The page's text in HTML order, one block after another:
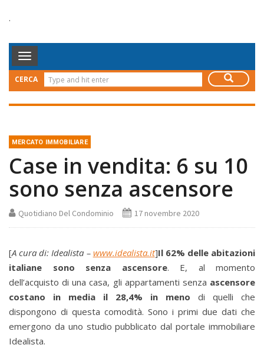
.
Toggle
Navigation
CERCA
MERCATO IMMOBILIARE
Case in vendita: 6 su 10
sono senza ascensore
Quotidiano Del Condominio 17 novembre 2020
[A cura di: Idealista – www.idealista.it]Il 62% delle abitazioni
italiane sono senza ascensore. E, al momento
dell’acquisto di una casa, gli appartamenti senza ascensore
costano in media il 28,4% in meno di quelli che
dispongono di questa comodità. Sono i primi due dati che
emergono da uno studio pubblicato dal portale immobiliare
Idealista.